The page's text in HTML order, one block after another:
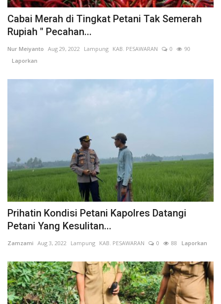
Keamanan
Pendidikan
Informasi Journalism
Olahraga
Kesehatan
Layanan Publik
Perempuan/Anak
Cabai Merah di Tingkat Petani Tak Semerah
Rupiah " Pecahan...
Nur Meiyanto Aug 29, 2022 Lampung KAB. PESAWARAN 0
90
Laporkan
Prihatin Kondisi Petani Kapolres Datangi
Petani Yang Kesulitan...
Zamzami Aug 3, 2022 Lampung KAB. PESAWARAN 0 88 Laporkan